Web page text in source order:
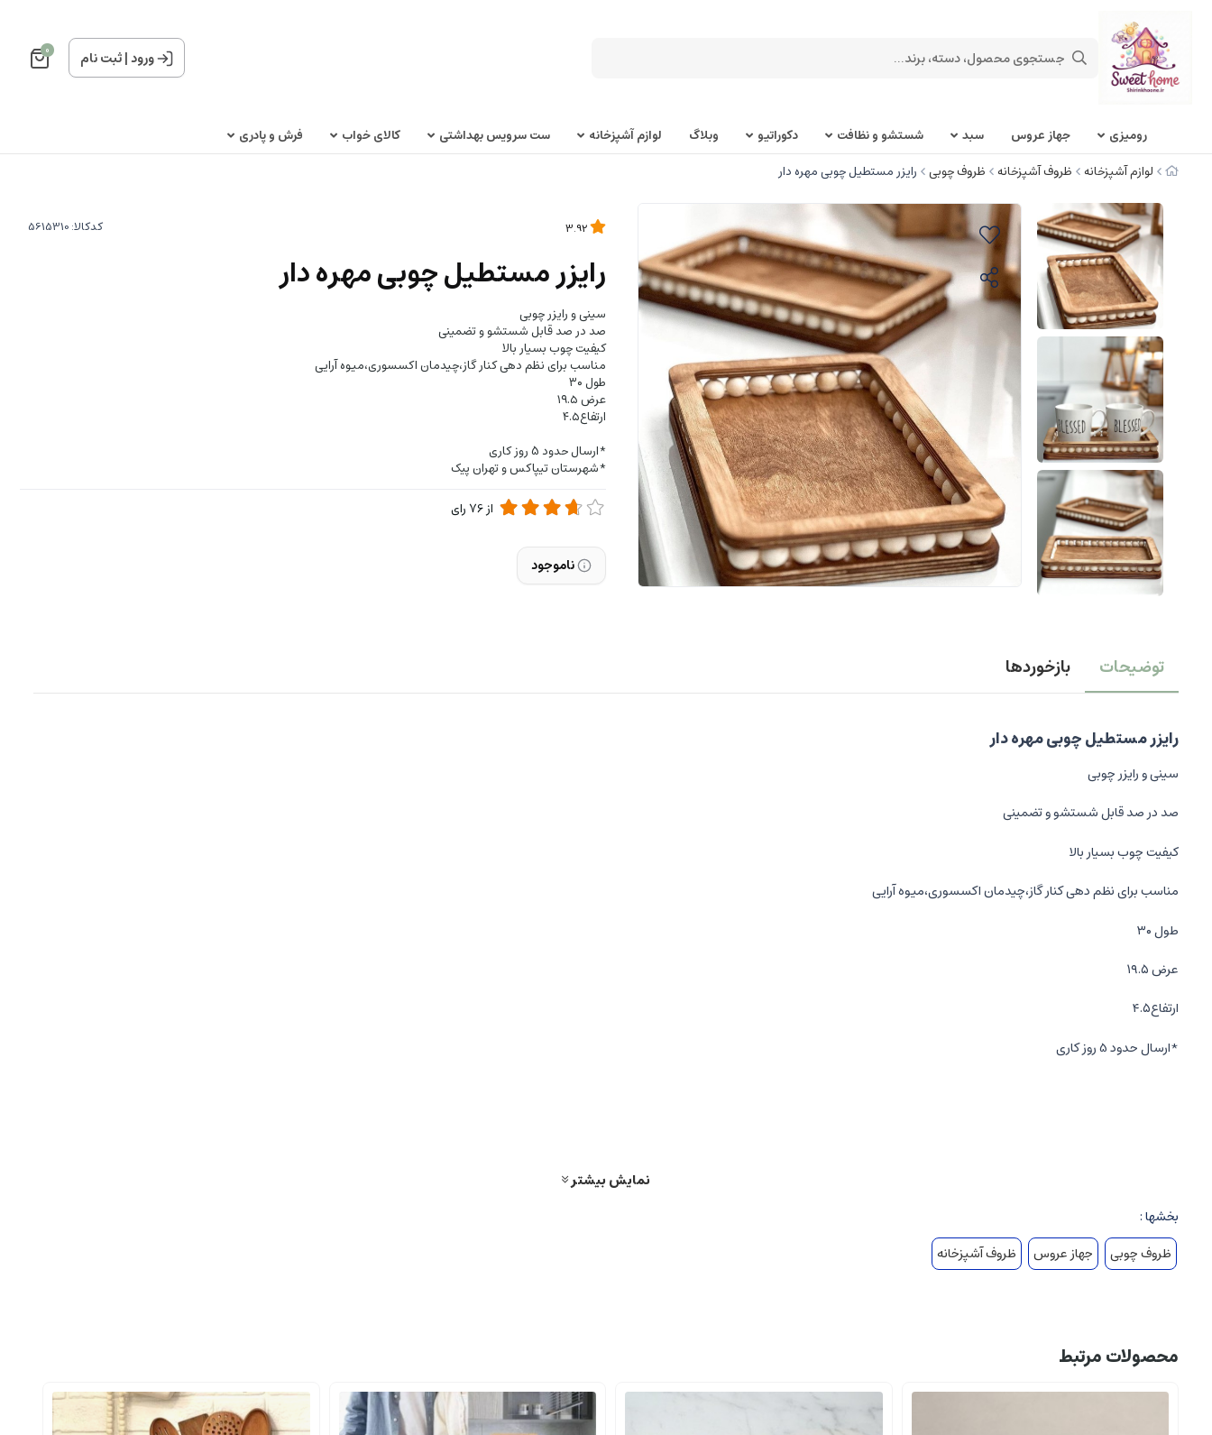
ورود|ثبت نام 0
روميزی جهاز عروس سبد شستشو و نظافت دکوراتیو وبلاگ لوازم آشپزخانه ست سرویس بهداشتی کالای خواب
فرش و پادری
لوازم آشپزخانه
ظروف آشپزخانه ظروف چوبی رایزر مستطیل چوبی مهره دار
کدکالا:
رایزر مستطیل چوبی مهره دار
سینی و رایزر چوبی
صد در صد قابل شستشو و تضمینی
کیفیت چوب بسیار بالا
مناسب برای نظم دهی کنار گاز،چیدمان اکسسوری،میوه آرایی
طول ۳۰
عرض ۱۹.۵
ارتفاع۴.۵
*ارسال حدود 5 روز کاری
*شهرستان تیپاکس و تهران پیک
از76رای
ناموجود
توضیحات بازخوردها
رایزر مستطیل چوبی مهره دار
سینی و رایزر چوبی
صد در صد قابل شستشو و تضمینی
کیفیت چوب بسیار بالا
مناسب برای نظم دهی کنار گاز،چیدمان اکسسوری،میوه آرایی
طول ۳۰
عرض ۱۹.۵
ارتفاع۴.۵
*ارسال حدود 5 روز کاری
نمایش بیشتر
بخشها :
ظروف چوبی
جهاز عروس ظروف آشپزخانه
محصولات مرتبط